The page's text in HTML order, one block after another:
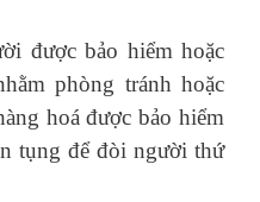
được bảo hiểm hoặc
phòng tránh hoặc
hoá được bảo hiểm
tụng để đòi người thứ